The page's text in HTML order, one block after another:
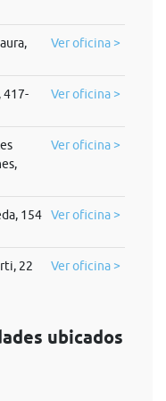
Ver oficina >
417-
Ver oficina >
Ver oficina >
154 Ver oficina >
22 Ver oficina >
ubicados